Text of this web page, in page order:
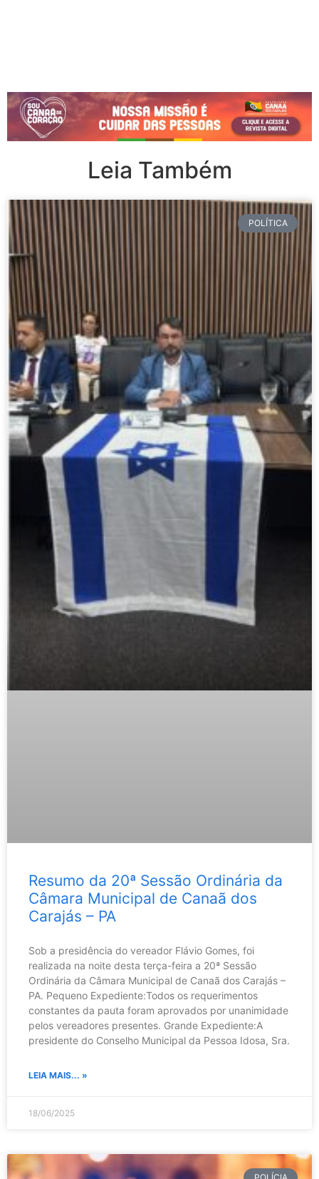
Leia Também
POLÍTICA
Resumo da 20ª Sessão Ordinária da
Câmara Municipal de Canaã dos
Carajás – PA
Sob a presidência do vereador Flávio Gomes, foi
realizada na noite desta terça-feira a 20ª Sessão
Ordinária da Câmara Municipal de Canaã dos Carajás –
PA. Pequeno Expediente:Todos os requerimentos
constantes da pauta foram aprovados por unanimidade
pelos vereadores presentes. Grande Expediente:A
presidente do Conselho Municipal da Pessoa Idosa, Sra.
LEIA MAIS... »
18/06/2025